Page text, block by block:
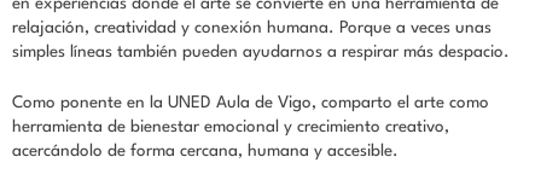
en experiencias donde el arte se convierte en una herramienta de
relajación, creatividad y conexión humana. Porque a veces unas
simples líneas también pueden ayudarnos a respirar más despacio.
Como ponente en la UNED Aula de Vigo, comparto el arte como
herramienta de bienestar emocional y crecimiento creativo,
acercándolo de forma cercana, humana y accesible.